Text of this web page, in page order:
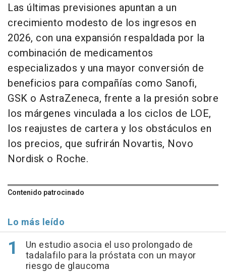
Las últimas previsiones apuntan a un
crecimiento modesto de los ingresos en
2026, con una expansión respaldada por la
combinación de medicamentos
especializados y una mayor conversión de
beneficios para compañías como Sanofi,
GSK o AstraZeneca, frente a la presión sobre
los márgenes vinculada a los ciclos de LOE,
los reajustes de cartera y los obstáculos en
los precios, que sufrirán Novartis, Novo
Nordisk o Roche.
Contenido patrocinado
Lo más leído
Un estudio asocia el uso prolongado de
tadalafilo para la próstata con un mayor
riesgo de glaucoma